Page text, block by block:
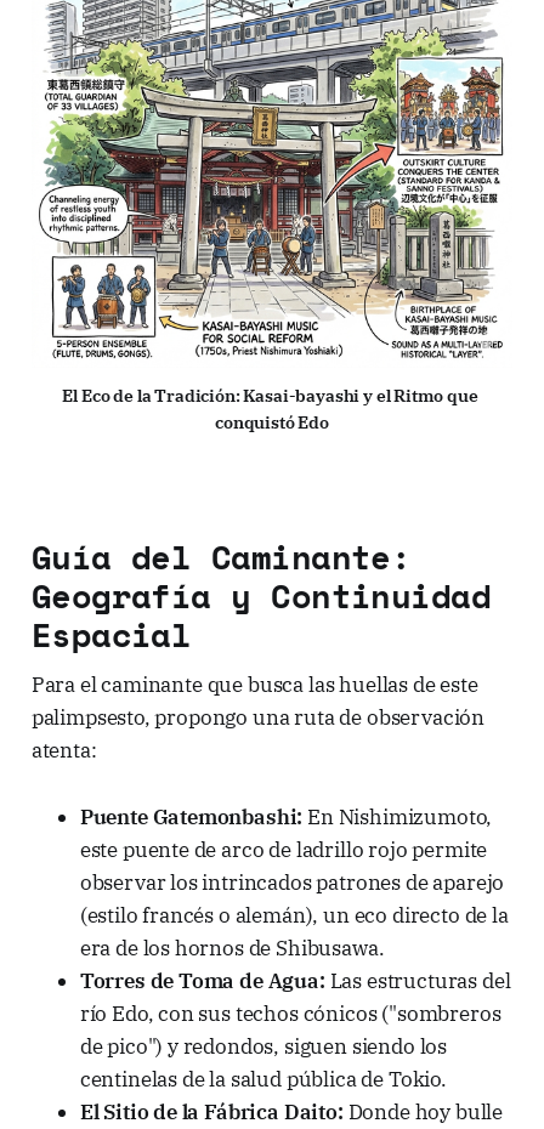
El Eco de la Tradición: Kasai-bayashi y el Ritmo que
conquistó Edo
Guía del Caminante:
Geografía y Continuidad
Espacial
Para el caminante que busca las huellas de este
palimpsesto, propongo una ruta de observación
atenta:
Puente Gatemonbashi: En Nishimizumoto,
este puente de arco de ladrillo rojo permite
observar los intrincados patrones de aparejo
(estilo francés o alemán), un eco directo de la
era de los hornos de Shibusawa.
Torres de Toma de Agua: Las estructuras del
río Edo, con sus techos cónicos ("sombreros
de pico") y redondos, siguen siendo los
centinelas de la salud pública de Tokio.
El Sitio de la Fábrica Daito: Donde hoy bulle